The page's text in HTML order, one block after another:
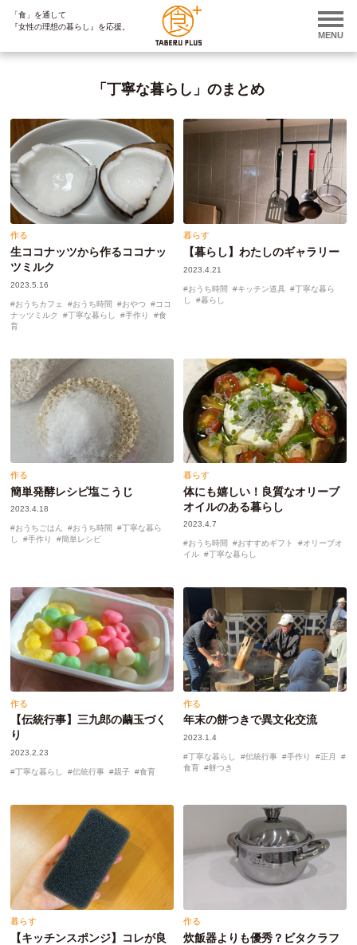
「食」を通して
『女性の理想の暮らし』を応援。
MENU
「丁寧な暮らし」のまとめ
作る
生ココナッツから作るココナッ
ツミルク
2023.5.16
おうちカフェ おうち時間 おやつ
ココ
ナッツミルク
丁寧な暮らし 手作り
食
育
暮らす
【暮らし】わたしのギャラリー
2023.4.21
おうち時間 キッチン道具
丁寧な暮ら
し
暮らし
作る
簡単発酵レシピ塩こうじ
2023.4.18
おうちごはん おうち時間
丁寧な暮ら
し
手作り 簡単レシピ
暮らす
体にも嬉しい！良質なオリーブ
オイルのある暮らし
2023.4.7
おうち時間 おすすめギフト
オリーブオ
イル
丁寧な暮らし
作る
【伝統行事】三九郎の繭玉づく
り
2023.2.23
丁寧な暮らし 伝統行事 親子 食育
作る
年末の餅つきで異文化交流
2023.1.4
丁寧な暮らし 伝統行事 手作り
正月
食育
餅つき
暮らす
【キッチンスポンジ】コレが良
作る
炊飯器よりも優秀？ビタクラフ